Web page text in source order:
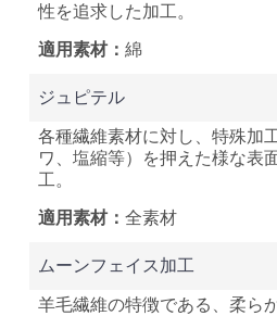
性を追求した加工。
綿
ジュピテル
各種繊維素材に対し、特殊加
ワ、塩縮等）を押えた様な表
工。
全素材
ムーンフェイス加工
羊毛繊維の特徴である、柔ら